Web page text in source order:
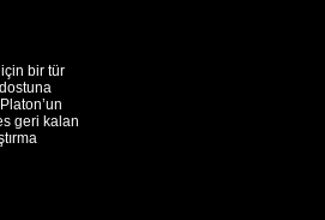
için bir tür
geri kalan